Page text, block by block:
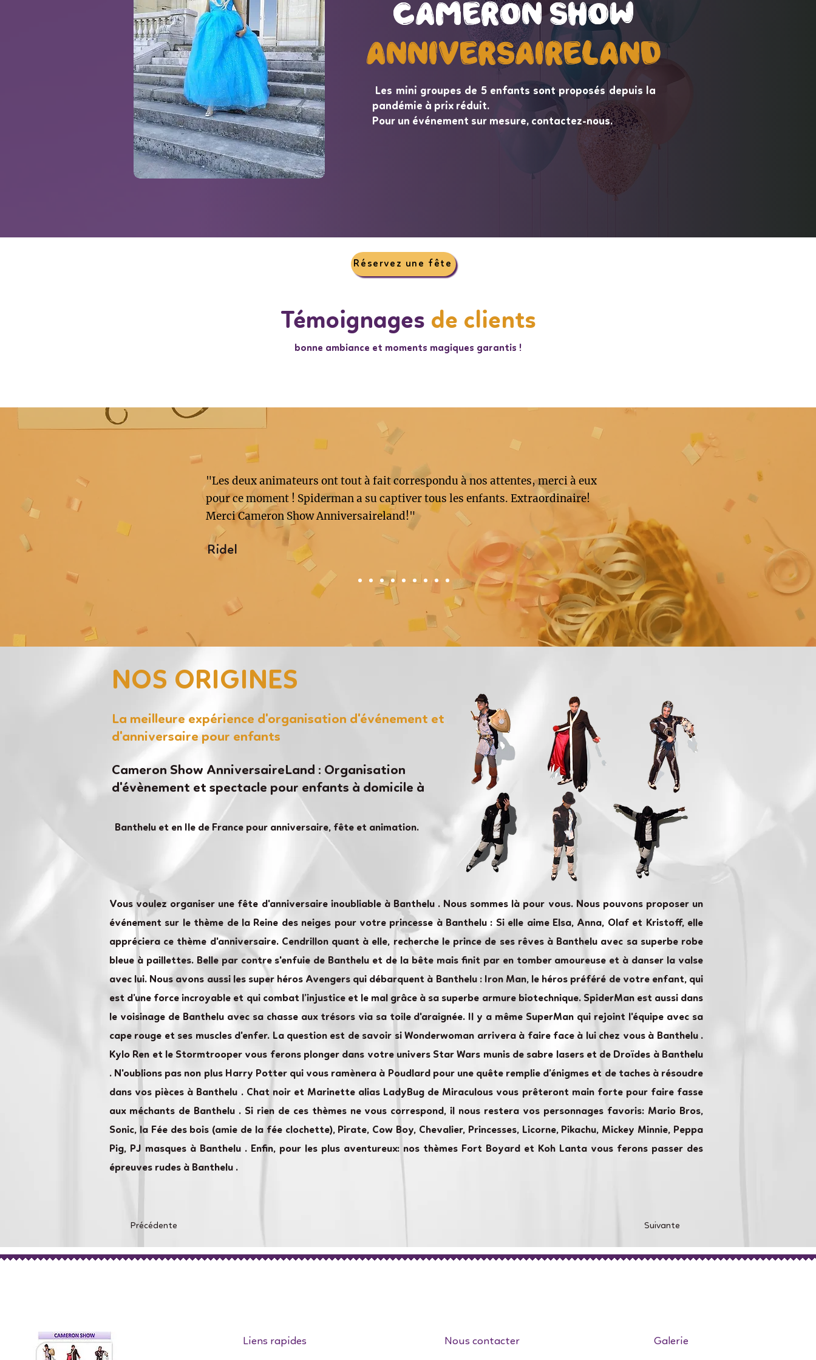
Cameron Show
AnniversaireLand
Cameron Show
AnniversaireLand
Les mini groupes de 5 enfants sont proposés depuis la
pandémie à prix réduit.
Pour un événement sur mesure, contactez-nous.
Réservez une fête
Témoignages de clients
bonne ambiance et moments magiques garantis !
"Les deux animateurs ont tout à fait correspondu à nos attentes, merci à eux
pour ce moment ! Spiderman a su captiver tous les enfants. Extraordinaire!
Merci Cameron Show Anniversaireland!"
Ridel
NOS ORIGINES
La meilleure expérience d'organisation d'événement et
d'anniversaire pour enfants
Cameron Show AnniversaireLand : Organisation
d'évènement et spectacle pour enfants à domicile à
Banthelu et en Ile de France pour anniversaire, fête et animation.
Vous voulez organiser une fête d'anniversaire inoubliable à Banthelu . Nous sommes là pour vous. Nous pouvons proposer un
événement sur le thème de la Reine des neiges pour votre princesse à Banthelu : Si elle aime Elsa, Anna, Olaf et Kristoff, elle
appréciera ce thème d'anniversaire. Cendrillon quant à elle, recherche le prince de ses rêves à Banthelu avec sa superbe robe
bleue à paillettes. Belle par contre s'enfuie de Banthelu et de la bête mais finit par en tomber amoureuse et à danser la valse
avec lui. Nous avons aussi les super héros Avengers qui débarquent à Banthelu : Iron Man, le héros préféré de votre enfant, qui
est d’une force incroyable et qui combat l’injustice et le mal grâce à sa superbe armure biotechnique. SpiderMan est aussi dans
le voisinage de Banthelu avec sa chasse aux trésors via sa toile d'araignée. Il y a même SuperMan qui rejoint l'équipe avec sa
cape rouge et ses muscles d'enfer. La question est de savoir si Wonderwoman arrivera à faire face à lui chez vous à Banthelu .
Kylo Ren et le Stormtrooper vous ferons plonger dans votre univers Star Wars munis de sabre lasers et de Droïdes à Banthelu
. N'oublions pas non plus Harry Potter qui vous ramènera à Poudlard pour une quête remplie d’énigmes et de taches à résoudre
dans vos pièces à Banthelu . Chat noir et Marinette alias LadyBug de Miraculous vous prêteront main forte pour faire fasse
aux méchants de Banthelu . Si rien de ces thèmes ne vous correspond, il nous restera vos personnages favoris: Mario Bros,
Sonic, la Fée des bois (amie de la fée clochette), Pirate, Cow Boy, Chevalier, Princesses, Licorne, Pikachu, Mickey Minnie, Peppa
Pig, PJ masques à Banthelu . Enfin, pour les plus aventureux: nos thèmes Fort Boyard et Koh Lanta vous ferons passer des
épreuves rudes à Banthelu .
Précédente Suivante
Liens rapides Nous contacter Galerie